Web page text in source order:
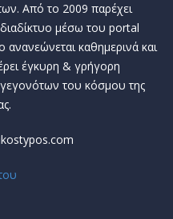
Από το 2009 παρέχει
μέσω του portal
καθημερινά και
έγκυρη & γρήγορη
του κόσμου της